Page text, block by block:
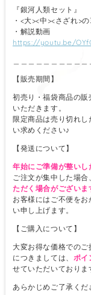
『銀河人類セット』
・<大><中><さざれ>
・解説動画
https://youtu.be/
【販売期間】
初売り・福袋商品の販
いただきます。
限定商品は売り切れ
い求めください♪
【発送について】
年始にご準備が整い
ご注文が集中した場合
ただく場合がございま
お客様にはご不便を
い申し上げます。
【ご購入について】
大変お得な価格での
につきましては、 ポイ
せていただいておりま
あらかじめご了承くだ